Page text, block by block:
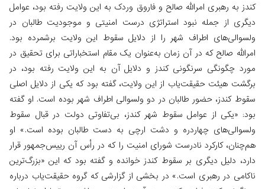
کندز به رهبری امرالله صالح و فاروق وردک به این ولایت رفته بود، عوامل
دیگری از جمله نبود استراتژی درست امنیتی و موجودیت طالبان در
ولسوالی‌های اطراف شهر را از دلایل سقوط این ولایت برشمرده بود.
امرالله صالح که در آن زمان به‌عنوان یک مقام استخباراتی برای تحقیق در
مورد چگونگی سرنگونی کندز و دلایل آن به این ولایت رفته بود، در
برگشت هیئت حقیقت‌یاب از این ولایت، گفته بود که یکی از دلایل اصلی
سقوط کندز، حضور طالبان در دو ولسوالی اطراف شهر بوده است. او گفته
بود: «یکی از عوامل سقوط شهر کندز، بی‌تفاوتی دولت در قبال سقوط
ولسوالی‌های چهاردره و دشت ارچی به دست طالبان بوده است.» او
هم‌چنان، کارکرد نادرست شورای امنیت را که در رأس آن رییس‌جمهور قرار
دارد، دلیل دیگری بر سقوط کندز خوانده و گفته بود که این «بزرگ‌ترین
ناکامی در رهبری است.» در بخشی از گزارشی که گروه حقیقت‌یاب درباره